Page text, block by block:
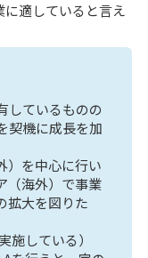
適していると言え
しているものの
契機に成長を加
）を中心に行い
（海外）で事業
拡大を図りた
施している）